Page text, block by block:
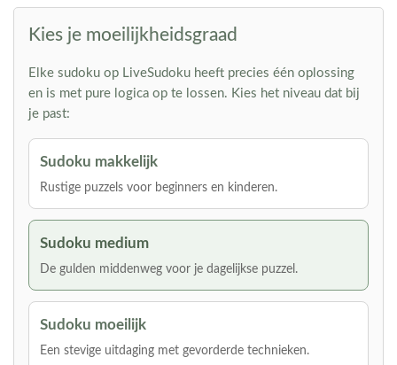
Kies je moeilijkheidsgraad
Elke sudoku op LiveSudoku heeft precies één oplossing
en is met pure logica op te lossen. Kies het niveau dat bij
je past:
Sudoku makkelijk
Rustige puzzels voor beginners en kinderen.
Sudoku medium
De gulden middenweg voor je dagelijkse puzzel.
Sudoku moeilijk
Een stevige uitdaging met gevorderde technieken.